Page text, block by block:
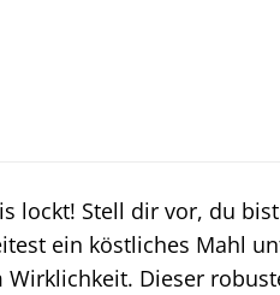
lockt! Stell dir vor, du
ein köstliches Mahl
Dieser